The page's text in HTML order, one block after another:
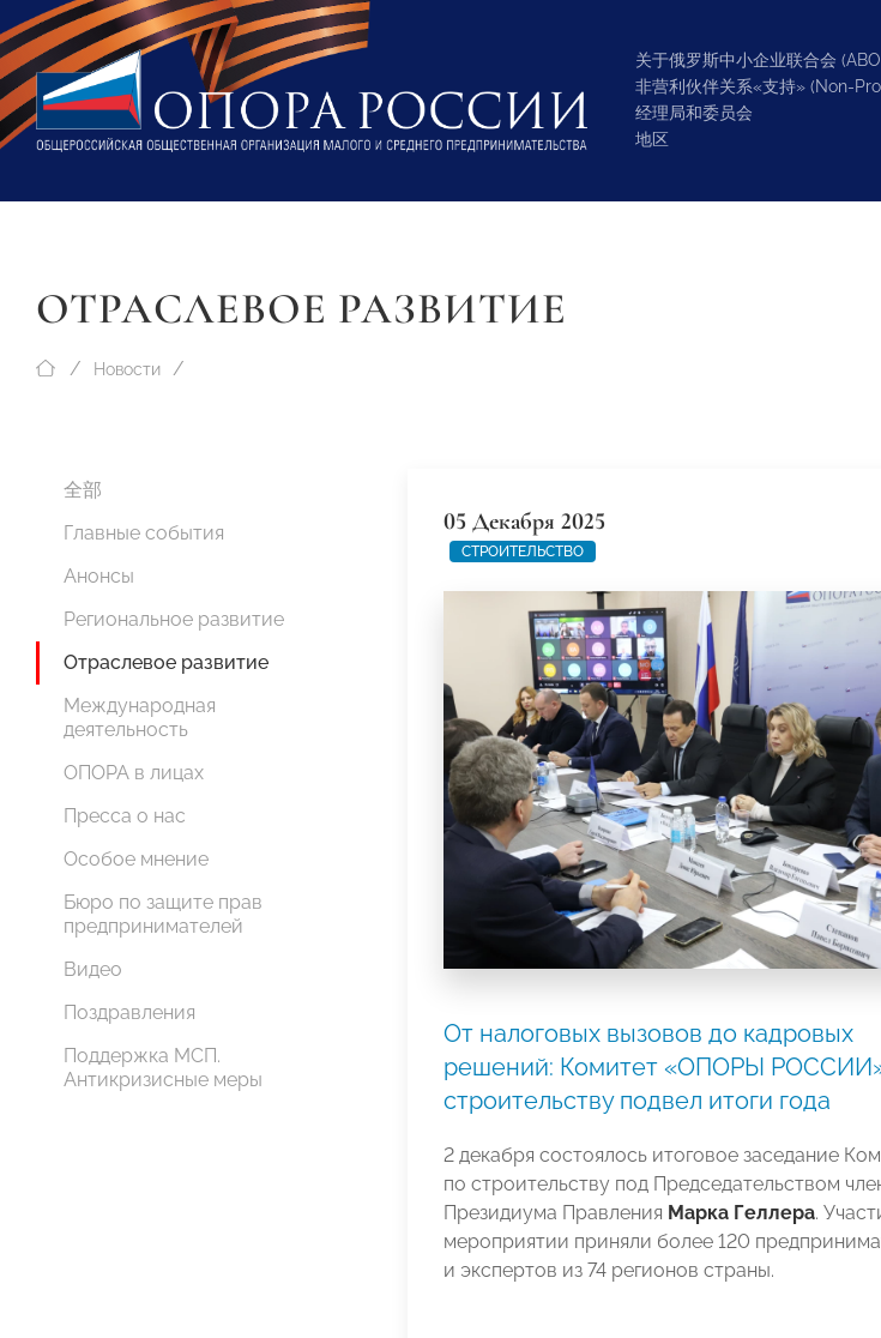
关于俄罗斯中小企业联合会
非营利伙伴关系«支持» (Non-
经理局和委员会
地区
ОТРАСЛЕВОЕ РАЗВИТИЕ
Новости
全部
Главные события
Анонсы
Региональное развитие
Отраслевое развитие
Международная
деятельность
ОПОРА в лицах
Пресса о нас
Особое мнение
Бюро по защите прав
предпринимателей
Видео
Поздравления
Поддержка МСП.
Антикризисные меры
05 Декабря 2025
СТРОИТЕЛЬСТВО
От налоговых вызовов до кадровых
решений: Комитет «ОПОРЫ
строительству подвел итоги года
2 декабря состоялось итоговое заседание
по строительству под Председательством
Президиума Правления Марка Геллера.
мероприятии приняли более 120
и экспертов из 74 регионов страны.